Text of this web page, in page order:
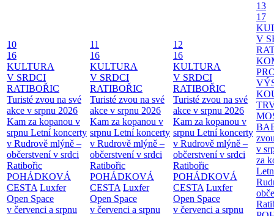
10
16
KULTURA
V SRDCI
RATIBOŘIC
Turisté zvou na své
akce v srpnu 2026
Kam za kopanou v
srpnu Letní koncerty
v Rudrově mlýně –
občerstvení v srdci
Ratibořic
POHÁDKOVÁ
CESTA Luxfer
Open Space
v červenci a srpnu
11
16
KULTURA
V SRDCI
RATIBOŘIC
Turisté zvou na své
akce v srpnu 2026
Kam za kopanou v
srpnu Letní koncerty
v Rudrově mlýně –
občerstvení v srdci
Ratibořic
POHÁDKOVÁ
CESTA Luxfer
Open Space
v červenci a srpnu
12
16
KULTURA
V SRDCI
RATIBOŘIC
Turisté zvou na své
akce v srpnu 2026
Kam za kopanou v
srpnu Letní koncerty
v Rudrově mlýně –
občerstvení v srdci
Ratibořic
POHÁDKOVÁ
CESTA Luxfer
Open Space
v červenci a srpnu
13
17
V
v
za